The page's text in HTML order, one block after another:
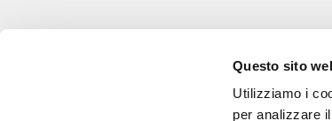
Questo sito
Utilizziamo i
per analizzare